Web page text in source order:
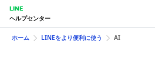
LINE
ヘルプセンター
ホーム LINEをより便利に使う AI